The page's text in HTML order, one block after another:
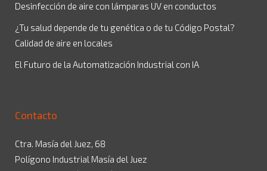
Desinfección de aire con lámparas UV en conductos
¿Tu salud depende de tu genética o de tu Código Postal?
Calidad de aire en locales
El Futuro de la Automatización Industrial con IA
Contacto
Ctra. Masía del Juez, 68
Polígono Industrial Masía del Juez